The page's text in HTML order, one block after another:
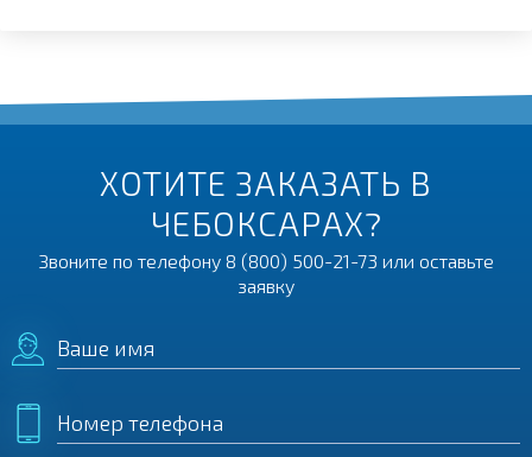
ХОТИТЕ ЗАКАЗАТЬ В
ЧЕБОКСАРАХ?
Звоните по телефону 8 (800) 500-21-73 или оставьте
заявку
Ваше имя
Номер телефона